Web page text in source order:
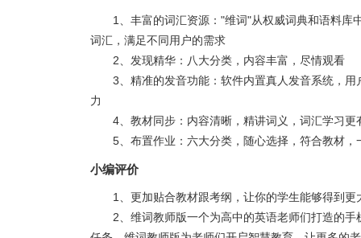
1、丰富的词汇资源："维词"从权威词典和语料
词汇，满足不同用户的需求
2、发现精华：八大分类，内容丰富，尽情观看
3、精准的发音功能：软件内置真人发音系统，
力
4、教材同步：内容清晰，精讲词义，词汇学习更
5、布置作业：六大分类，随心选择，符合教材，
小编评价
1、更加贴合教材跟考纲，让你的学生能够得到
2、维词教师版一个为高中的英语老师们打造的